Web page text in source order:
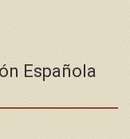
Española